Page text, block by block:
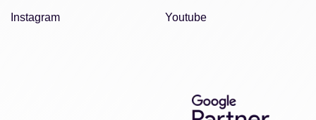
Instagram Youtube